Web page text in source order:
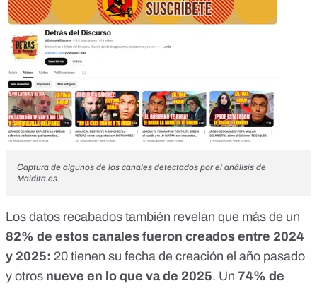
Captura de algunos de los canales detectados por el análisis de
Maldita.es.
Los datos recabados también revelan que más de un
82% de estos canales fueron creados entre 2024
y 2025: 20 tienen su fecha de creación el año pasado
y otros nueve en lo que va de 2025. Un 74% de